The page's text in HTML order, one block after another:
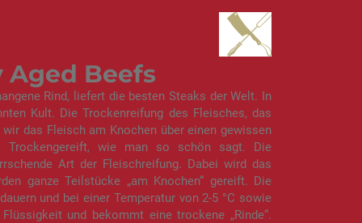
Aged Beefs
Rind, liefert die besten Steaks der Welt. In
Kult. Die Trockenreifung des Fleisches, das
das Fleisch am Knochen über einen gewissen
Trockengereift, wie man so schön sagt. Die
Art der Fleischreifung. Dabei wird das
ganze Teilstücke „am Knochen“ gereift. Die
und bei einer Temperatur von 2-5 °C sowie
und bekommt eine trockene „Rinde“.